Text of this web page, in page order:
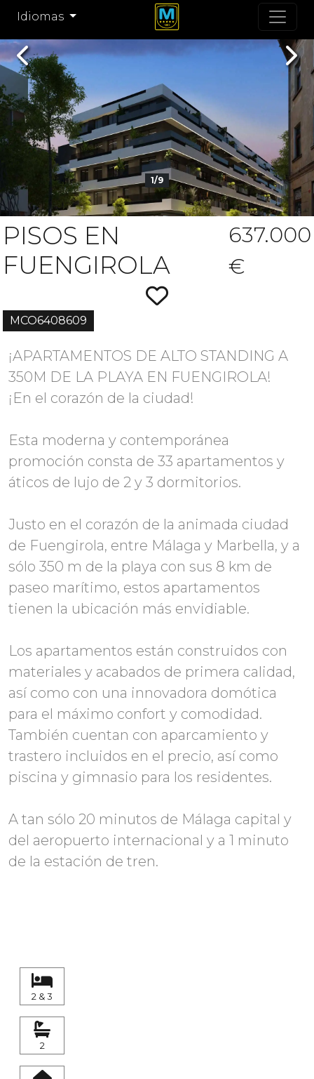
Idiomas
1/9
Previous
MCO6408609
PISOS EN
FUENGIROLA
637.000
€
¡APARTAMENTOS DE ALTO STANDING A
350M DE LA PLAYA EN FUENGIROLA!
¡En el corazón de la ciudad!
Esta moderna y contemporánea
promoción consta de 33 apartamentos y
áticos de lujo de 2 y 3 dormitorios.
Justo en el corazón de la animada ciudad
de Fuengirola, entre Málaga y Marbella, y a
sólo 350 m de la playa con sus 8 km de
paseo marítimo, estos apartamentos
tienen la ubicación más envidiable.
Los apartamentos están construidos con
materiales y acabados de primera calidad,
así como con una innovadora domótica
para el máximo confort y comodidad.
También cuentan con aparcamiento y
trastero incluidos en el precio, así como
piscina y gimnasio para los residentes.
A tan sólo 20 minutos de Málaga capital y
del aeropuerto internacional y a 1 minuto
de la estación de tren.
2 & 3
2